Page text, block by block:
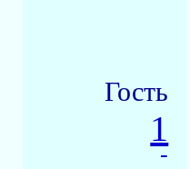
Гость
1
-